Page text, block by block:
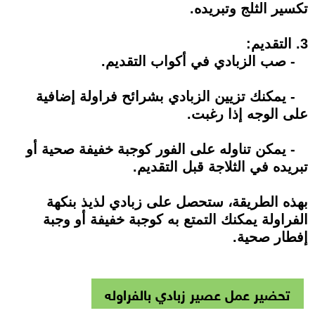
تكسير الثلج وتبريده.
3. التقديم:
- صب الزبادي في أكواب التقديم.
- يمكنك تزيين الزبادي بشرائح فراولة إضافية
على الوجه إذا رغبت.
- يمكن تناوله على الفور كوجبة خفيفة صحية أو
تبريده في الثلاجة قبل التقديم.
بهذه الطريقة، ستحصل على زبادي لذيذ بنكهة
الفراولة يمكنك التمتع به كوجبة خفيفة أو وجبة
إفطار صحية.
تحضير عمل عصير زبادي بالفراوله